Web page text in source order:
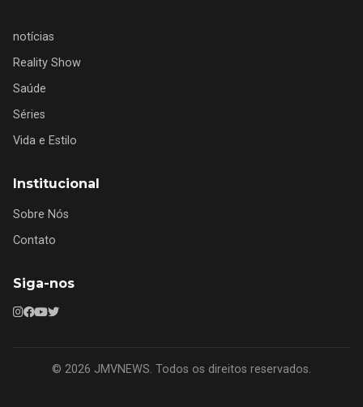
notícias
Reality Show
Saúde
Séries
Vida e Estilo
Institucional
Sobre Nós
Contato
Siga-nos
© 2026 JMVNEWS. Todos os direitos reservados.